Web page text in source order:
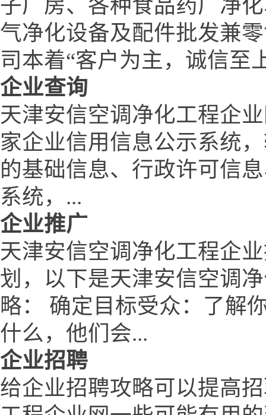
子厂房、各种食品药厂净
气净化设备及配件批发兼
司本着“客户为主，诚信至
企业查询
天津安信空调净化工程企
家企业信用信息公示系统
的基础信息、行政许可信
系统，...
企业推广
天津安信空调净化工程企
划，以下是天津安信空调
略： 确定目标受众：了解
什么，他们会...
企业招聘
给企业招聘攻略可以提高